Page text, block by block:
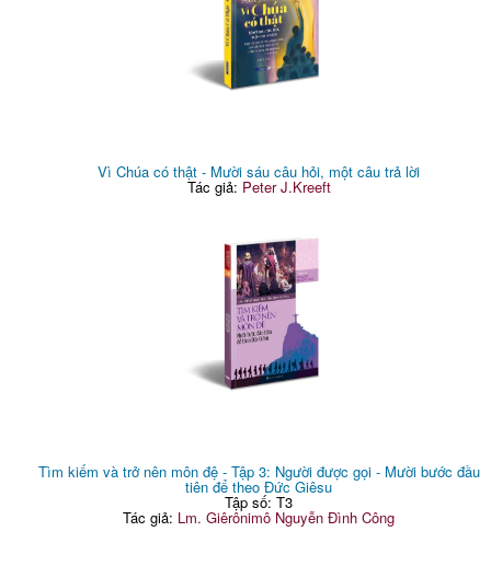
Vì Chúa có thật - Mười sáu câu hỏi, một câu trả lời
Tác giả: Peter J.Kreeft
Tìm kiếm và trở nên môn đệ - Tập 3: Người được gọi - Mười bước đầu
tiên để theo Đức Giêsu
Tập số: T3
Tác giả: Lm. Giêrônimô Nguyễn Đình Công